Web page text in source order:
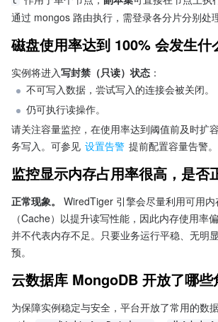
通过 mongos 路由执行，需登录各分片分别处理
磁盘使用率达到 100% 会发生什
实例将进入写封禁（只读）状态 ：
不可写入数据，尝试写入的连接会被关闭。
仍可执行读操作。
请关注容量监控，在使用率达到阈值前及时扩
务写入。可参见 设置告警 提前配置容量告警。
监控显示内存占用率很高，是否
正常现象。
WiredTiger 引擎会尽量利用可用
（Cache）以提升读写性能，因此内存使用率
并不代表内存不足。只要业务运行平稳、无明
预。
云数据库 MongoDB 开放了哪些
为保障实例稳定与安全，平台开放了常用的数